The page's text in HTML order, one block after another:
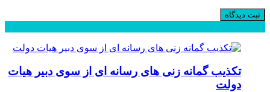
تکذیب گمانه زنی های رسانه ای از سوی دبیر هیات
دولت